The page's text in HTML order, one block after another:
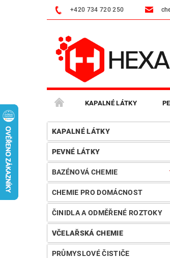
+420 734 720 250
KAPALNÉ LÁTKY
VČELAŘSKÁ CHEMIE
MOJE OBJEDNÁVKA
KAPALNÉ LÁTKY
PEVNÉ LÁTKY
BAZÉNOVÁ CHEMIE
CHEMIE PRO DOMÁCNOST
ČINIDLA A ODMĚŘENÉ ROZTOKY
VČELAŘSKÁ CHEMIE
PRŮMYSLOVÉ ČISTIČE